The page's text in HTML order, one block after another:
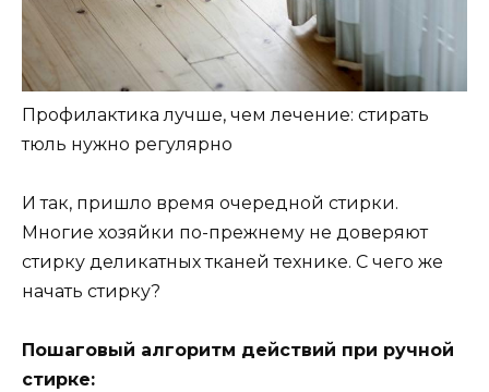
Профилактика лучше, чем лечение: стирать
тюль нужно регулярно
И так, пришло время очередной стирки.
Многие хозяйки по-прежнему не доверяют
стирку деликатных тканей технике. С чего же
начать стирку?
Пошаговый алгоритм действий при ручной
стирке: